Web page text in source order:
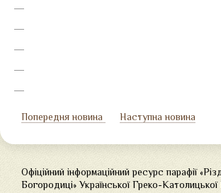
Попередня новина Наступна новина
Офіційний інформаційний ресурс парафії
Богородиці» Української Греко-